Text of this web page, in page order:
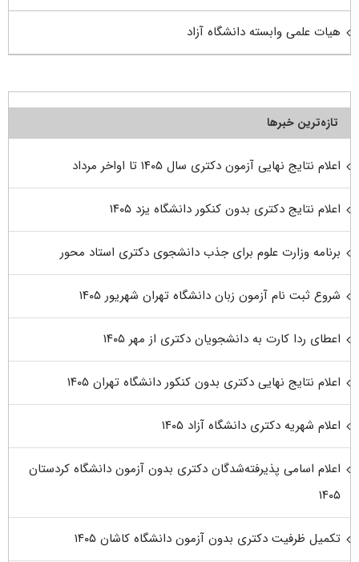
هیات علمی وابسته دانشگاه آزاد
تازه‌ترین خبرها
اعلام نتایج نهایی آزمون دکتری سال ۱۴۰۵ تا اواخر مرداد
اعلام نتایج دکتری بدون کنکور دانشگاه یزد ۱۴۰۵
برنامه وزارت علوم برای جذب دانشجوی دکتری استاد محور
شروع ثبت نام آزمون زبان دانشگاه تهران شهریور ۱۴۰۵
اعطای ردا کارت به دانشجویان دکتری از مهر ۱۴۰۵
اعلام نتایج نهایی دکتری بدون کنکور دانشگاه تهران ۱۴۰۵
اعلام شهریه دکتری دانشگاه آزاد ۱۴۰۵
اعلام اسامی پذیرفته‌شدگان دکتری بدون آزمون دانشگاه کردستان
۱۴۰۵
تکمیل ظرفیت دکتری بدون آزمون دانشگاه کاشان ۱۴۰۵